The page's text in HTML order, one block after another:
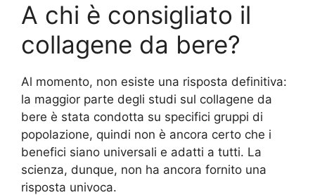
A chi è consigliato il
collagene da bere?
Al momento, non esiste una risposta definitiva:
la maggior parte degli studi sul collagene da
bere è stata condotta su specifici gruppi di
popolazione, quindi non è ancora certo che i
benefici siano universali e adatti a tutti. La
scienza, dunque, non ha ancora fornito una
risposta univoca.